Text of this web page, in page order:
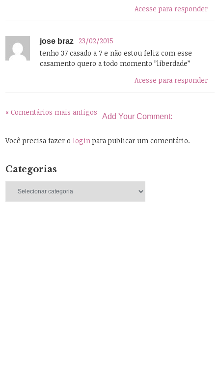
Acesse para responder
jose braz
23/02/2015
tenho 37 casado a 7 e não estou feliz com esse
casamento quero a todo momento ”liberdade”
Acesse para responder
« Comentários mais antigos Add Your Comment:
Você precisa fazer ologinpara publicar um comentário.
Categorias